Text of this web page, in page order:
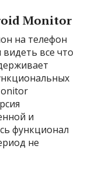
Monitor
на телефон
все что
и
функционал
не